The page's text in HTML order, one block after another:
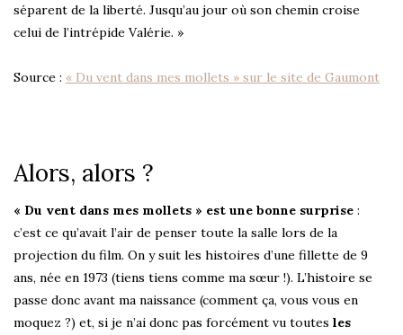
séparent de la liberté. Jusqu’au jour où son chemin croise
celui de l’intrépide Valérie. »
Source : « Du vent dans mes mollets » sur le site de Gaumont
Alors, alors ?
« Du vent dans mes mollets » est une bonne surprise :
c’est ce qu’avait l’air de penser toute la salle lors de la
projection du film. On y suit les histoires d’une fillette de 9
ans, née en 1973 (tiens tiens comme ma sœur !). L’histoire se
passe donc avant ma naissance (comment ça, vous vous en
moquez ?) et, si je n’ai donc pas forcément vu toutes les